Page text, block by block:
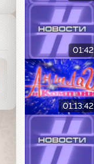
01:42
01:13:42